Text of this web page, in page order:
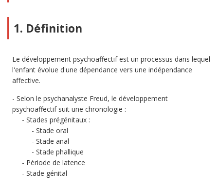
1. Définition
Le développement psychoaffectif est un processus dans lequel
l'enfant évolue d'une dépendance vers une indépendance
affective.
Selon le psychanalyste Freud, le développement
psychoaffectif suit une chronologie :
Stades prégénitaux :
Stade oral
Stade anal
Stade phallique
Période de latence
Stade génital